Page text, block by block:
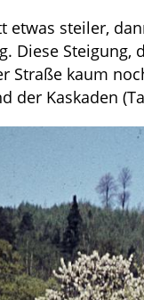
etwas steiler,
Diese
Straße kaum
der Kaskaden